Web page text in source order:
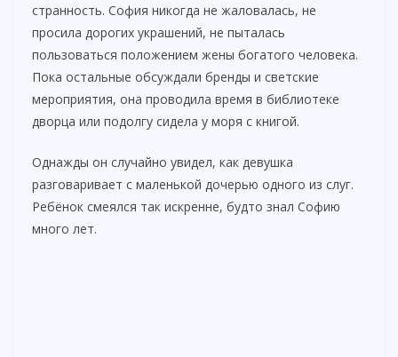
странность. София никогда не жаловалась, не
просила дорогих украшений, не пыталась
пользоваться положением жены богатого человека.
Пока остальные обсуждали бренды и светские
мероприятия, она проводила время в библиотеке
дворца или подолгу сидела у моря с книгой.
Однажды он случайно увидел, как девушка
разговаривает с маленькой дочерью одного из слуг.
Ребёнок смеялся так искренне, будто знал Софию
много лет.